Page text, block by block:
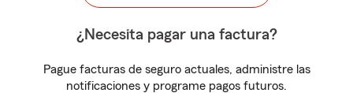
¿Necesita pagar una factura?
Pague facturas de seguro actuales, administre las
notificaciones y programe pagos futuros.